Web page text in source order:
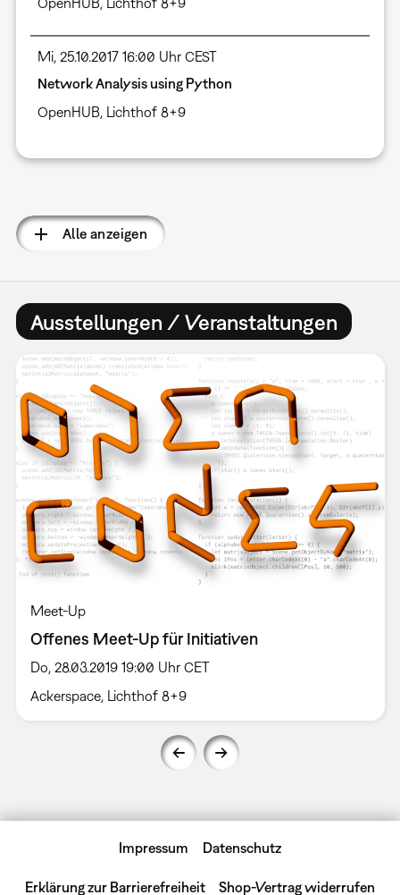
Mi, 25.10.2017 16:00 Uhr CEST
Network Analysis using Python
OpenHUB, Lichthof 8+9
Alle anzeigen
Ausstellungen / Veranstaltungen
Meet-Up
Offenes Meet-Up für Initiativen
Do, 28.03.2019 19:00 Uhr CET
Ackerspace, Lichthof 8+9
Impressum Datenschutz
Erklärung zur Barrierefreiheit Shop-Vertrag widerrufen